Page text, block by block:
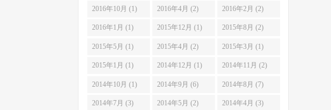
2016年10月 (1) 2016年4月 (2) 2016年2月 (2)
2016年1月 (1) 2015年12月 (1) 2015年8月 (2)
2015年5月 (1) 2015年4月 (2) 2015年3月 (1)
2015年1月 (1) 2014年12月 (1) 2014年11月 (2)
2014年10月 (1) 2014年9月 (6) 2014年8月 (7)
2014年7月 (3) 2014年5月 (2) 2014年4月 (3)